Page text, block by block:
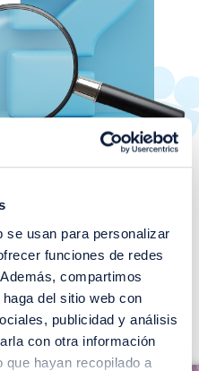
se usan para personalizar
funciones de redes
compartimos
del sitio web con
publicidad y análisis
con otra información
que hayan recopilado a